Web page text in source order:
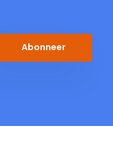
Abonneer